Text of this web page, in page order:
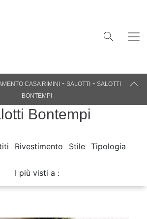
CASA RIMINI - SALOTTI - SALOTTI
BONTEMPI
Bontempi
Rivestimento Stile Tipologia
I più visti a :